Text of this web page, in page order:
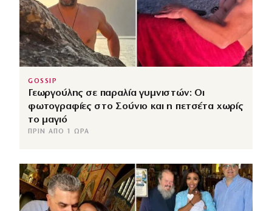
GOSSIP
Γεωργούλης σε παραλία γυμνιστών: Οι
φωτογραφίες στο Σούνιο και η πετσέτα χωρίς
το μαγιό
ΠΡΙΝ ΑΠΌ 1 ΏΡΑ